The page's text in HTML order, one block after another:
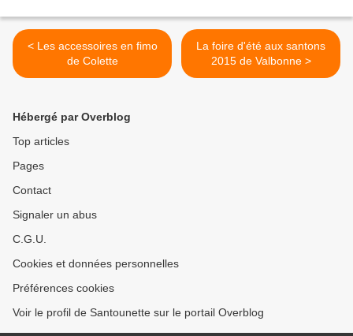
< Les accessoires en fimo
de Colette
La foire d'été aux santons
2015 de Valbonne >
Hébergé par Overblog
Top articles
Pages
Contact
Signaler un abus
C.G.U.
Cookies et données personnelles
Préférences cookies
Voir le profil de Santounette sur le portail Overblog